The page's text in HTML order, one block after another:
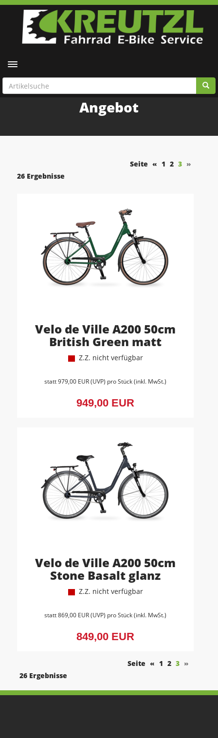
Toggle navigation
Angebot
Seite « 1 2 3 »
26 Ergebnisse
Velo de Ville A200 50cm
British Green matt
Z.Z. nicht verfügbar
statt979,00 EUR(UVP) pro Stück (inkl. MwSt.)
949,00 EUR
Velo de Ville A200 50cm
Stone Basalt glanz
Z.Z. nicht verfügbar
statt869,00 EUR(UVP) pro Stück (inkl. MwSt.)
849,00 EUR
Seite « 1 2 3 »
26 Ergebnisse